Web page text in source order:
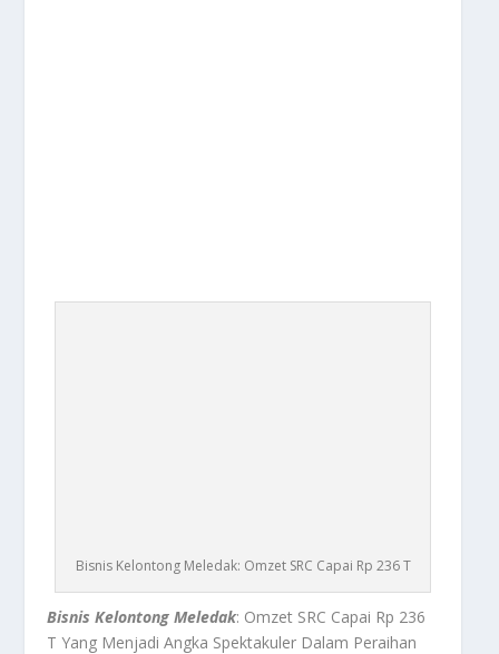
Bisnis Kelontong Meledak: Omzet SRC Capai Rp 236 T
Bisnis Kelontong Meledak: Omzet SRC Capai Rp 236
T Yang Menjadi Angka Spektakuler Dalam Peraihan